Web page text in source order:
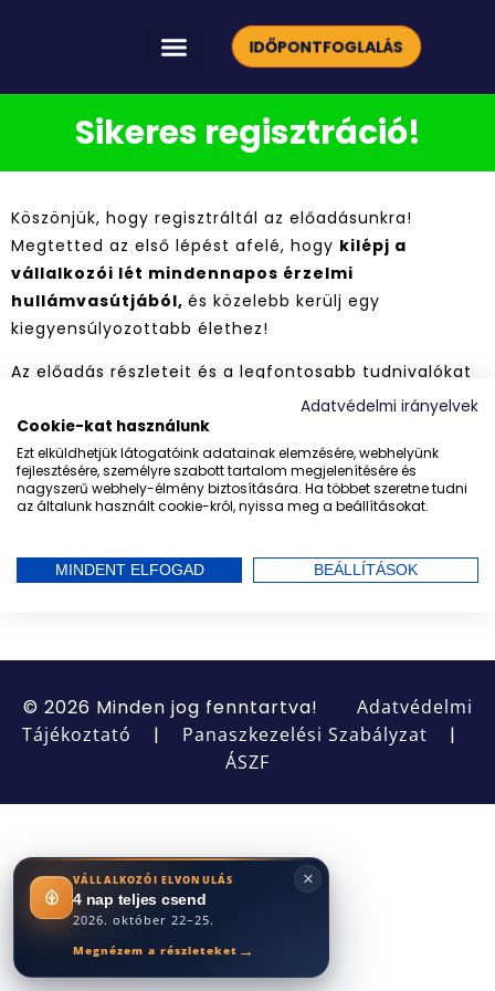
IDŐPONTFOGLALÁS
Sikeres regisztráció!
Köszönjük, hogy regisztráltál az előadásunkra!
Megtetted az első lépést afelé, hogy kilépj a
vállalkozói lét mindennapos érzelmi
hullámvasútjából, és közelebb kerülj egy
kiegyensúlyozottabb élethez!
Az előadás részleteit és a legfontosabb tudnivalókat
hamarosan elküldjük a megadott e-mail címedre.
📌 Fontos!Az eseményről felvétel is készül, amelyet
az élő adás után még72 órán át visszanézhetsz
hozzáférési linket és minden további információt
követően!
© 2026 Minden jog fenntartva!
Adatvédelmi
Tájékoztató
| Panaszkezelési Szabályzat |
ÁSZF
×
VÁLLALKOZÓI ELVONULÁS
4 nap teljes csend
2026. október 22–25.
Megnézem a részleteket →
Adatvédelmi irányelvek
Cookie-kat használunk
Ezt elküldhetjük látogatóink adatainak elemzésére, webhelyünk
fejlesztésére, személyre szabott tartalom megjelenítésére és
nagyszerű webhely-élmény biztosítására. Ha többet szeretne tudni
az általunk használt cookie-król, nyissa meg a beállításokat.
MINDENT ELFOGAD BEÁLLÍTÁSOK